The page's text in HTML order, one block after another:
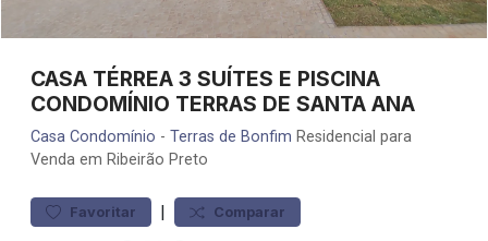
CASA TÉRREA 3 SUÍTES E PISCINA
CONDOMÍNIO TERRAS DE SANTA ANA
Casa Condomínio - Terras de Bonfim Residencial para
Venda em Ribeirão Preto
Favoritar | Comparar